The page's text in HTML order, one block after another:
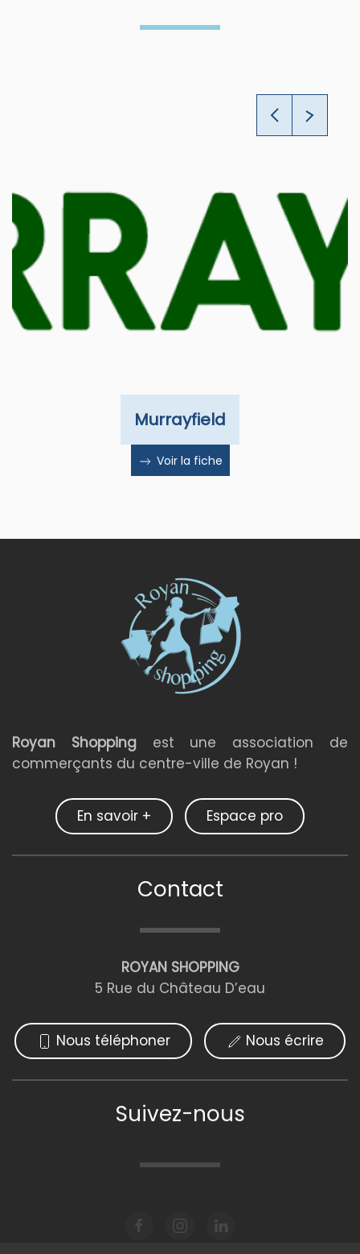
Murrayfield
Voir la fiche
Royan Shopping est une association de
commerçants du centre-ville de Royan !
En savoir + Espace pro
Contact
ROYAN SHOPPING
5 Rue du Château D’eau
Nous téléphoner Nous écrire
Suivez-nous